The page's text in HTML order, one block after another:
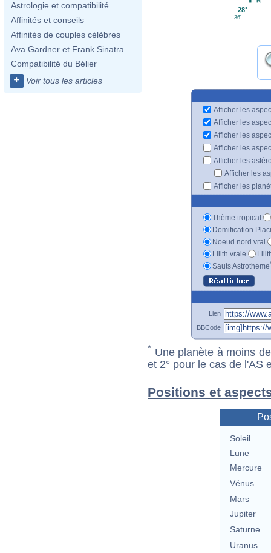
Astrologie et compatibilité
Affinités et conseils
Affinités de couples célèbres
Ava Gardner et Frank Sinatra
Compatibilité du Bélier
+ Voir tous les articles
28°
36'
Afficher les
Afficher les
Afficher les
Afficher les
Afficher les
Afficher les
Afficher les
Thème tropical
Domification
Noeud nord vrai
Lilith vraie
Sauts Astrotheme
Lien
BBCode
* Une planète à moins
et 2° pour le cas de l'AS
Positions et
Soleil
Lune
Mercure
Vénus
Mars
Jupiter
Saturne
Uranus